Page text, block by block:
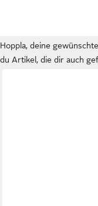
Hoppla, deine
du Artikel, die dir auch